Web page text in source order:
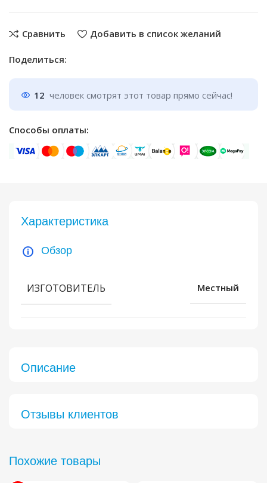
Сравнить Добавить в список желаний
Поделиться:
12 человек смотрят этот товар прямо сейчас!
Способы оплаты:
Описание
Характеристика
Обзор
ИЗГОТОВИТЕЛЬ Местный
Отзывы клиентов​
Похожие товары